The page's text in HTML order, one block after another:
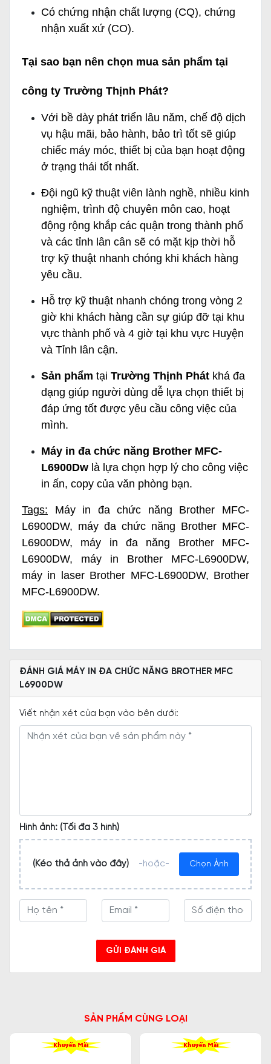
Có chứng nhận chất lượng (CQ), chứng
nhận xuất xứ (CO).
Tại sao bạn nên chọn mua sản phẩm tại
công ty Trường Thịnh Phát?
Với bề dày phát triển lâu năm, chế độ dịch
vụ hậu mãi, bảo hành, bảo trì tốt sẽ giúp
chiếc máy móc, thiết bị của bạn hoạt động
ở trạng thái tốt nhất.
Đội ngũ kỹ thuật viên lành nghề, nhiều kinh
nghiệm, trình độ chuyên môn cao, hoạt
động rộng khắp các quận trong thành phố
và các tỉnh lân cân sẽ có mặt kịp thời hỗ
trợ kỹ thuật nhanh chóng khi khách hàng
yêu cầu.
Hỗ trợ kỹ thuật nhanh chóng trong vòng 2
giờ khi khách hàng cần sự giúp đỡ tại khu
vực thành phố và 4 giờ tại khu vực Huyện
và Tỉnh lân cận.
Sản phẩm tại Trường Thịnh Phát khá đa
dạng giúp người dùng dễ lựa chọn thiết bị
đáp ứng tốt được yêu cầu công việc của
mình.
Máy in đa chức năng Brother MFC-
L6900Dw là lựa chọn hợp lý cho công việc
in ấn, copy của văn phòng bạn.
Tags:
Máy in đa chức năng Brother MFC-
L6900DW, máy đa chức năng Brother MFC-
L6900DW, máy in đa năng Brother MFC-
L6900DW, máy in Brother MFC-L6900DW,
máy in laser Brother MFC-L6900DW, Brother
MFC-L6900DW.
ĐÁNH GIÁ MÁY IN ĐA CHỨC NĂNG BROTHER MFC
L6900DW
Viết nhận xét của bạn vào bên dưới:
Hình ảnh: (Tối đa 3 hình)
(Kéo thả ảnh vào đây) -hoặc- Chọn Ảnh
GỬI ĐÁNH GIÁ
SẢN PHẨM CÙNG LOẠI